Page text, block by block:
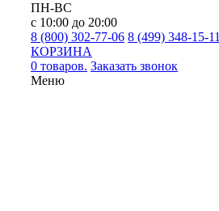
ПН-ВС
с 10:00 до 20:00
8 (800) 302-77-06 8 (499) 348-15-11
КОРЗИНА
0 товаров. Заказать звонок
Меню